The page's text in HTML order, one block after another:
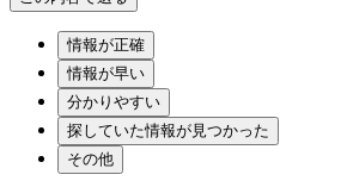
情報が正確
情報が早い
分かりやすい
探していた情報が見つかった
その他